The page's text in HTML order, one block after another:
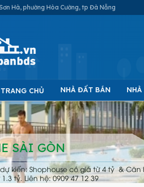
Hà, phường Hòa Cường, tp Đà Nẵng
TRANG CHỦ NHÀ ĐẤT BÁN
SÀI GÒN
kiến: Shophouse có giá từ 4 tỷ & Căn
tỷ. Liên hệ: 0909 47 12 39